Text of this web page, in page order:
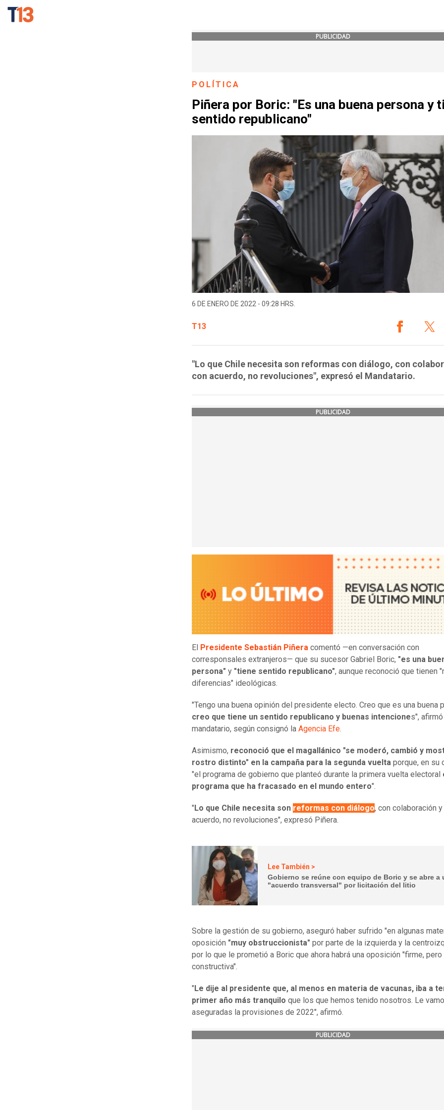
PUBLICIDAD
POLÍTICA
Piñera por Boric: "Es una buena persona y
sentido republicano"
6 DE ENERO DE 2022 - 09:28 HRS.
T13
"Lo que Chile necesita son reformas con diálogo, con
con acuerdo, no revoluciones", expresó el Mandatario.
PUBLICIDAD
El Presidente Sebastián Piñera comentó —en conversación con
corresponsales extranjeros— que su sucesor Gabriel Boric, "es una
persona" y "tiene sentido republicano", aunque reconoció que tienen
diferencias" ideológicas.
"Tengo una buena opinión del presidente electo. Creo que es una buena
creo que tiene un sentido republicano y buenas intenciones",
mandatario, según consignó la Agencia Efe.
Asimismo, reconoció que el magallánico "se moderó, cambió y
rostro distinto" en la campaña para la segunda vuelta porque, en su
"el programa de gobierno que planteó durante la primera vuelta electoral
programa que ha fracasado en el mundo entero".
" Lo que Chile necesita son reformas con diálogo, con colaboración
acuerdo, no revoluciones", expresó Piñera.
Lee También >
Gobierno se reúne con equipo de Boric y se abre a
"acuerdo transversal" por licitación del litio
Sobre la gestión de su gobierno, aseguró haber sufrido "en algunas
oposición "muy obstruccionista" por parte de la izquierda y la
por lo que le prometió a Boric que ahora habrá una oposición "firme, pero
constructiva".
" Le dije al presidente que, al menos en materia de vacunas, iba a
primer año más tranquilo que los que hemos tenido nosotros. Le
aseguradas la provisiones de 2022", afirmó.
PUBLICIDAD